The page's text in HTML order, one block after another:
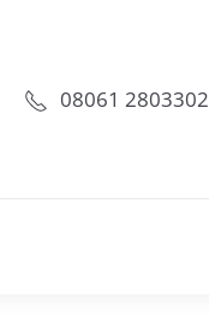
08061 2803302